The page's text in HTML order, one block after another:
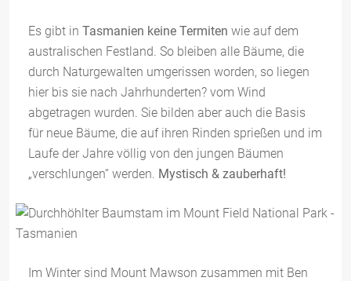
Es gibt in Tasmanien keine Termiten wie auf dem
australischen Festland. So bleiben alle Bäume, die
durch Naturgewalten umgerissen worden, so liegen
hier bis sie nach Jahrhunderten? vom Wind
abgetragen wurden. Sie bilden aber auch die Basis
für neue Bäume, die auf ihren Rinden sprießen und im
Laufe der Jahre völlig von den jungen Bäumen
„verschlungen“ werden. Mystisch & zauberhaft!
Im Winter sind Mount Mawson zusammen mit Ben